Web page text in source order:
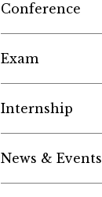
Conference
Exam
Internship
News & Events